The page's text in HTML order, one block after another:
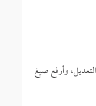
وأرفع صيغ